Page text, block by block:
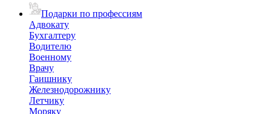
Подарки по профессиям
Адвокату
Бухгалтеру
Водителю
Военному
Врачу
Гаишнику
Железнодорожнику
Летчику
Моряку